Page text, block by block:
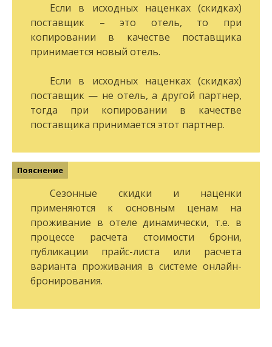
Если в исходных наценках (скидках)
поставщик – это отель, то при
копировании в качестве поставщика
принимается новый отель.
Если в исходных наценках (скидках)
поставщик — не отель, а другой партнер,
тогда при копировании в качестве
поставщика принимается этот партнер.
Сезонные скидки и наценки
применяются к основным ценам на
проживание в отеле динамически, т.е. в
процессе расчета стоимости брони,
публикации прайс-листа или расчета
варианта проживания в системе онлайн-
бронирования.